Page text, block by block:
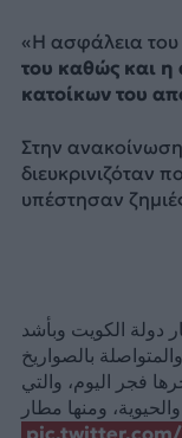
«Η ασφάλεια του
του καθώς και η
κατοίκων του
Στην
διευκρινιζόταν
υπέστησαν
دولة الكويت وبأشد
بالصواريخ
فجر اليوم، والتي